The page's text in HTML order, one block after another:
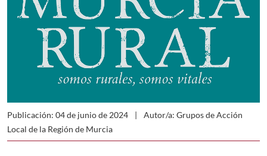
Publicación: 04 de junio de 2024
Autor/a: Grupos de Acción
Local de la Región de Murcia